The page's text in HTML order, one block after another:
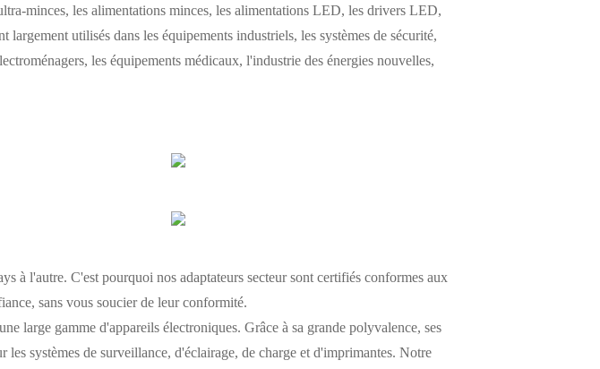
minces, les alimentations minces, les alimentations LED, les drivers LED,
largement utilisés dans les équipements industriels, les systèmes de sécurité,
les équipements médicaux, l'industrie des énergies nouvelles,
à l'autre. C'est pourquoi nos adaptateurs secteur sont certifiés conformes aux
sans vous soucier de leur conformité.
large gamme d'appareils électroniques. Grâce à sa grande polyvalence, ses
systèmes de surveillance, d'éclairage, de charge et d'imprimantes. Notre